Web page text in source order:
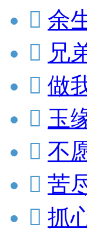
 余
 兄
 做
 玉
 不
 苦
 抓